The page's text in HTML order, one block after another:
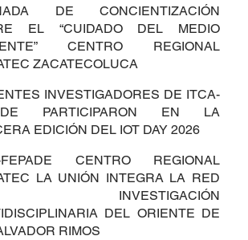
DE CONCIENTIZACIÓN
EL “CUIDADO DEL MEDIO
CENTRO REGIONAL
ZACATECOLUCA
INVESTIGADORES DE ITCA-
PARTICIPARON EN LA
EDICIÓN DEL IOT DAY 2026
FEPADE CENTRO REGIONAL
LA UNIÓN INTEGRA LA RED
INVESTIGACIÓN
DEL ORIENTE DE
RIMOS